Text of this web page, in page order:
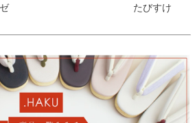
ゼ
たびすけ